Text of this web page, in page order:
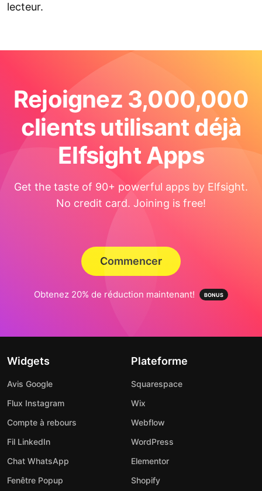
lecteur.
Rejoignez 3,000,000
clients utilisant déjà
Elfsight Apps
Get the taste of 90+ powerful apps by Elfsight.
No credit card. Joining is free!
Commencer
Obtenez 20% de réduction maintenant!
Widgets
Avis Google
Flux Instagram
Compte à rebours
Fil LinkedIn
Chat WhatsApp
Fenêtre Popup
Plateforme
Squarespace
Wix
Webflow
WordPress
Elementor
Shopify